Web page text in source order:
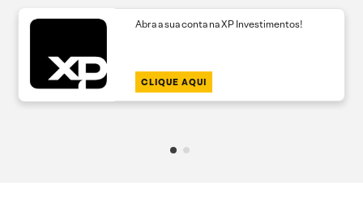
Abra a sua conta na XP Investimentos!
CLIQUE AQUI